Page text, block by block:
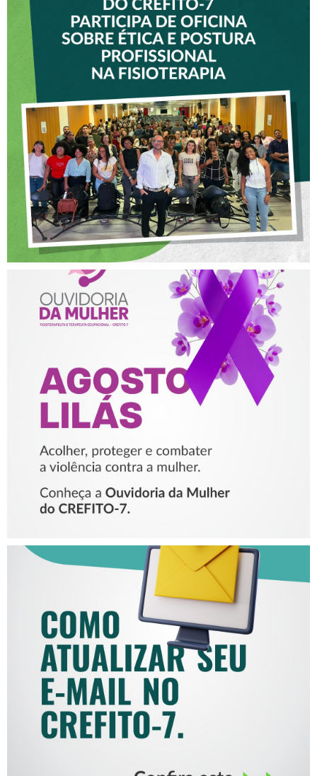
VICE-PRESIDENTE DO
CREFITO-7 PARTICIPA DE
OFICINA SOBRE ÉTICA E
POSTURA PROFISSIONAL
NA FISIOTERAPIA
AGOSTO LILÁS – ACOLHER,
PROTEGER E COMBATER A
VIOLÊNCIA CONTRA A
MULHER
COMO ATUALIZAR SEU E-
MAIL NO CREFITO-7